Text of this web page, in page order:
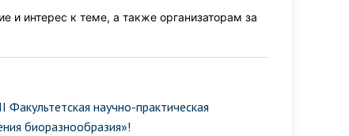
и интерес к теме, а также организаторам за
научно-практическая
биоразнообразия»!